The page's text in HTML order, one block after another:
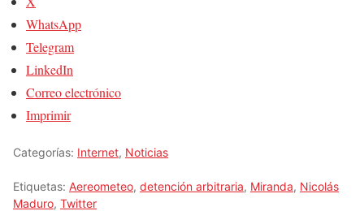
WhatsApp
Telegram
LinkedIn
Correo electrónico
Imprimir
Categorías: Internet, Noticias
Etiquetas: Aereometeo, detención arbitraria, Miranda, Nicolás
Maduro, Twitter